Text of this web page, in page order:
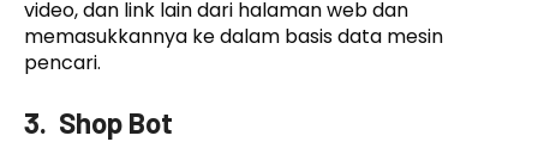
video, dan link lain dari halaman web dan
memasukkannya ke dalam basis data mesin
pencari.
3. Shop Bot